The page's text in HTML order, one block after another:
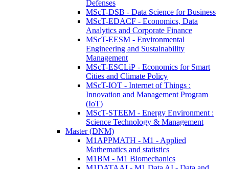
Defenses
MScT-DSB - Data Science for Business
MScT-EDACF - Economics, Data
Analytics and Corporate Finance
MScT-EESM - Environmental
Engineering and Sustainability
Management
MScT-ESCLiP - Economics for Smart
Cities and Climate Policy
MScT-IOT - Internet of Things :
Innovation and Management Program
(IoT)
MScT-STEEM - Energy Environment :
Science Technology & Management
Master (DNM)
M1APPMATH - M1 - Applied
Mathematics and statistics
M1BM - M1 Biomechanics